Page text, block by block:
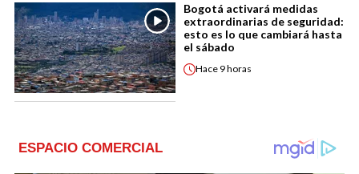
Bogotá activará medidas
extraordinarias de seguridad:
esto es lo que cambiará hasta
el sábado
Hace 9 horas